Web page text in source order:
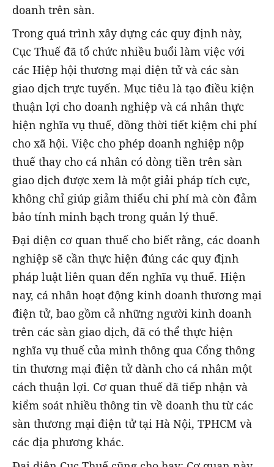
doanh trên sàn.
Trong quá trình xây dựng các quy định này,
Cục Thuế đã tổ chức nhiều buổi làm việc với
các Hiệp hội thương mại điện tử và các sàn
giao dịch trực tuyến. Mục tiêu là tạo điều kiện
thuận lợi cho doanh nghiệp và cá nhân thực
hiện nghĩa vụ thuế, đồng thời tiết kiệm chi phí
cho xã hội. Việc cho phép doanh nghiệp nộp
thuế thay cho cá nhân có dòng tiền trên sàn
giao dịch được xem là một giải pháp tích cực,
không chỉ giúp giảm thiểu chi phí mà còn đảm
bảo tính minh bạch trong quản lý thuế.
Đại diện cơ quan thuế cho biết rằng, các doanh
nghiệp sẽ cần thực hiện đúng các quy định
pháp luật liên quan đến nghĩa vụ thuế. Hiện
nay, cá nhân hoạt động kinh doanh thương mại
điện tử, bao gồm cả những người kinh doanh
trên các sàn giao dịch, đã có thể thực hiện
nghĩa vụ thuế của mình thông qua Cổng thông
tin thương mại điện tử dành cho cá nhân một
cách thuận lợi. Cơ quan thuế đã tiếp nhận và
kiểm soát nhiều thông tin về doanh thu từ các
sàn thương mại điện tử tại Hà Nội, TPHCM và
các địa phương khác.